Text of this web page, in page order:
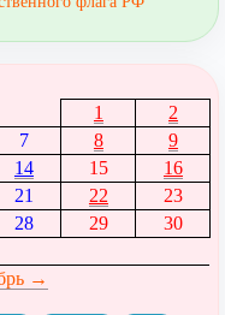
1
2
7 8
9
14 15
16
21 22
23
28 29
30
→